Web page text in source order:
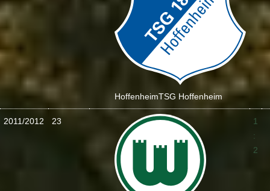
HoffenheimTSG Hoffenheim
2011/2012 23
1
:
2